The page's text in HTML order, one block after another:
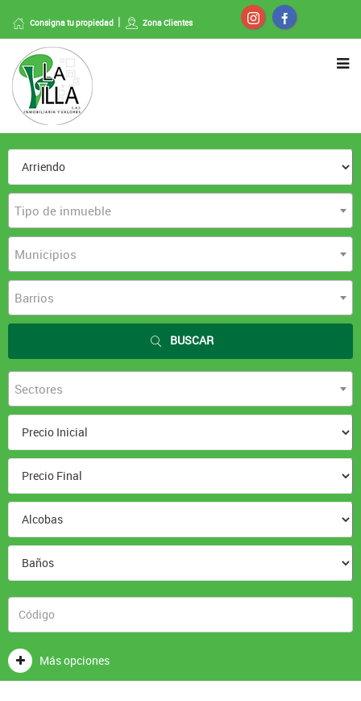
Consigna tu propiedad Zona Clientes
Tipo de inmueble
Municipios
Barrios
BUSCAR
Sectores
Más opciones